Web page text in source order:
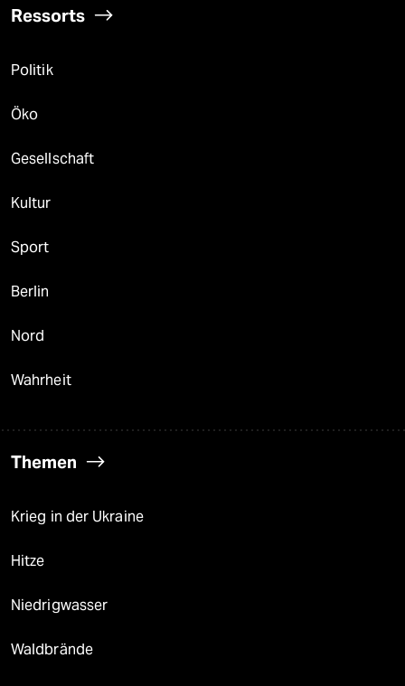
Ressorts
Politik
Öko
Gesellschaft
Kultur
Sport
Berlin
Nord
Wahrheit
Themen
Krieg in der Ukraine
Hitze
Niedrigwasser
Waldbrände